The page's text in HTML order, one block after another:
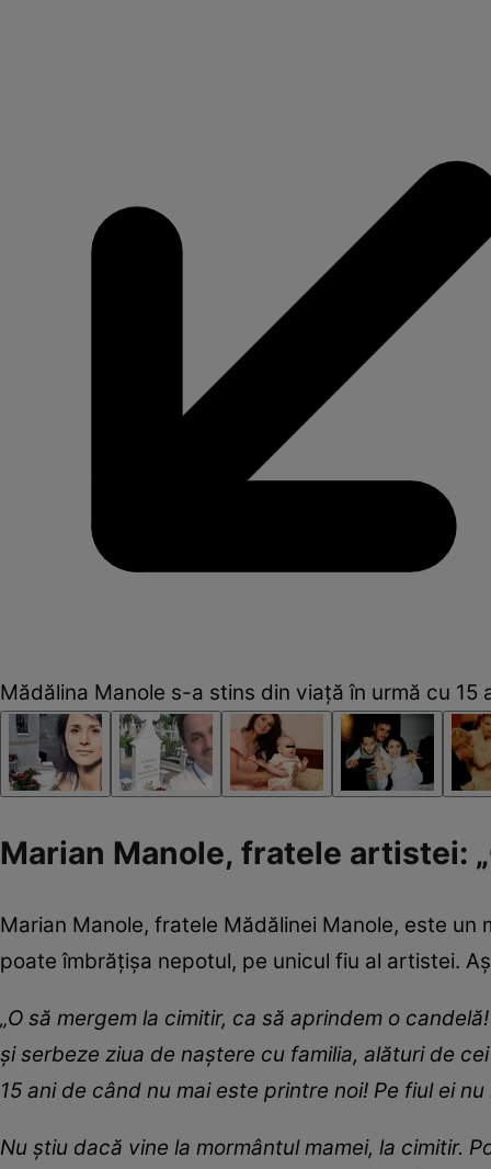
Mădălina Manole s-a stins din viață în urmă cu 15
Marian Manole, fratele artistei:
Marian Manole, fratele Mădălinei Manole, este
poate îmbrățișa nepotul, pe unicul fiu al artistei.
„O să mergem la cimitir, ca să aprindem o
și serbeze ziua de naștere cu familia, alături de
15 ani de când nu mai este printre noi! Pe fiul ei
Nu știu dacă vine la mormântul mamei, la cimitir.